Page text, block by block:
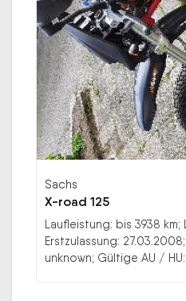
Sachs
X-road 125
Laufleistung: bis 3938 km;
Erstzulassung:
unknown; Gültige AU / HU: